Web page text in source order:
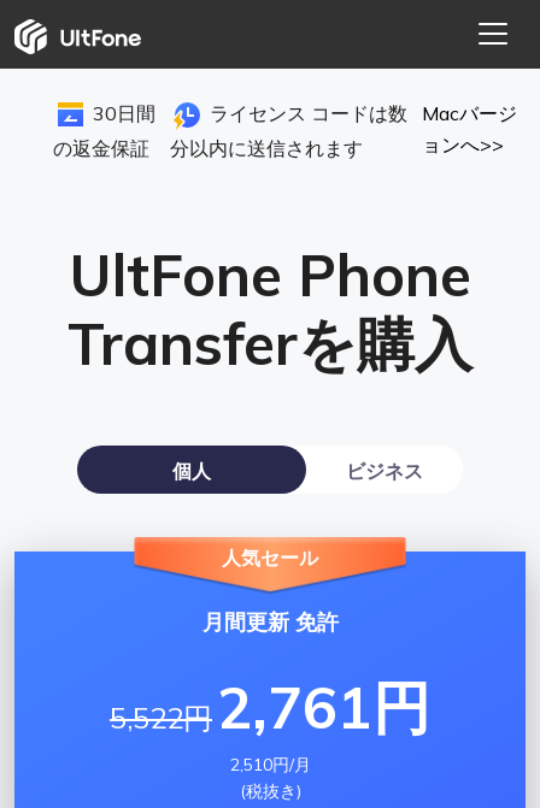
30日間
の返金保証
ライセンス コードは数
分以内に送信されます
Macバージ
ョンへ>>
UltFone Phone
Transferを購入
個人 ビジネス
人気セール
月間更新 免許
5,522円 2,761円
2,510円/月
(税抜き)